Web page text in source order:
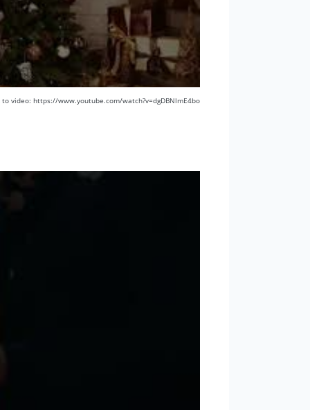
to video: https://www.youtube.com/watch?v=dgDBNlmE4bo